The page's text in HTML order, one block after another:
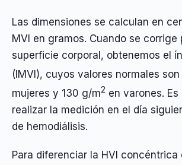
Las dimensiones se calculan en
MVI en gramos. Cuando se corrige
superficie corporal, obtenemos el
(IMVI), cuyos valores normales
mujeres y 130 g/m2 en varones.
realizar la medición en el día
de hemodiálisis.
Para diferenciar la HVI concéntrica